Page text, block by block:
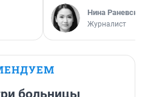
Нина
Журналист
больницы